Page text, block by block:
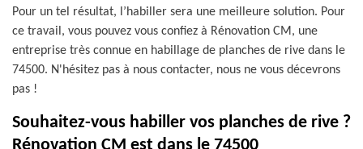
Pour un tel résultat, l’habiller sera une meilleure solution. Pour
ce travail, vous pouvez vous confiez à Rénovation CM, une
entreprise très connue en habillage de planches de rive dans le
74500. N'hésitez pas à nous contacter, nous ne vous décevrons
pas !
Souhaitez-vous habiller vos planches de rive ?